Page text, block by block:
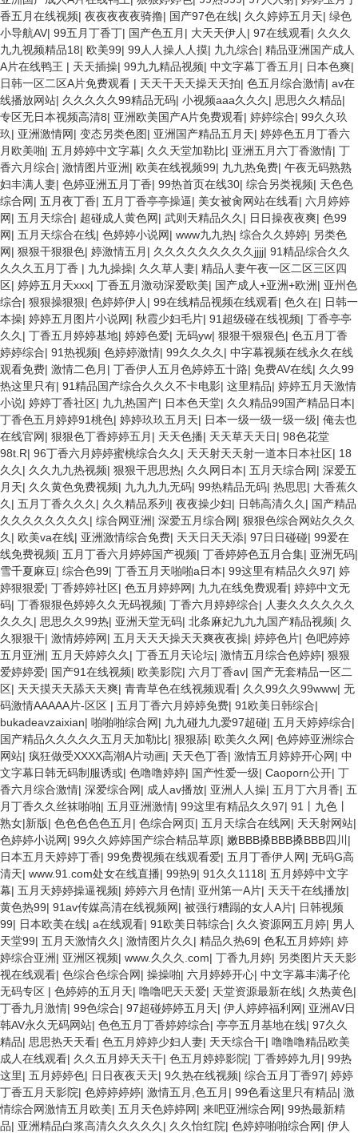
香五月在线视频| 夜夜夜夜夜骑撸| 国产97色在线| 久久婷婷五月天| 绿色
小导航AV| 99五月丁香丁| 国产色五月 | 大天天伊人 | 97在线观看| 久久久
九九视频精品18| 欧美99| 99人人操人人摸| 九九综合| 精品亚洲国产成人
A片在线鸭王 | 天天插操| 99九九精品视频| 中文字幕丁香五月 | 日本色爽|
日韩一区二区A片免费观看 | 天天干天天操天天拍| 色五月综合激情| av在
线播放网站| 久久久久久99精品无码| 小视频aaa久久久 | 思思久久精品|
专区无日本视频高清8| 亚洲欧美国产A片免费观看| 婷婷综合| 99久久玖
玖| 亚洲激情网| 变态另类色图| 亚洲国产精品五月天| 婷婷色五月丁香六
月欧美啪| 五月婷婷中文字幕| 久久天堂加勒比| 亚洲五月六丁香激情| 丁
香六月综合| 激情图片亚洲| 欧美在线视频99| 九九热免费| 午夜无码熟熟
妇丰满人妻| 色婷亚洲五月丁香| 99热首页在线30| 综合另类视频| 天色色
综合网| 五月夜丁香| 五月丁香亭亭操逼| 美女被肏网站在线看| 六月婷婷
网| 五月天综合| 超碰成人黄色网| 武则天精品久久 | 日日操夜夜爽| 色99
网| 五月天综合在线| 色婷婷小说网| www九九热| 综合久久婷婷| 另类色
网| 狠狠干狠狠色| 婷激情五月 | 久久久久久久久久久jjjj| 91精品综合久久
久久久五月丁香 | 九九操操| 久久草人妻| 精品人妻午夜一区二区三区四
区| 婷婷五月天xxx| 丁香五月激动深爱欧美| 国产成人+亚洲+欧洲| 亚州色
综合| 狠狠操狠狠| 色婷婷伊人 | 99在线精品视频在线观看| 色久在| 日韩一
本操| 婷婷五月图片小说网| 秋霞少妇毛片| 91超级碰在线视频| 丁香亭亭
久久 | 丁香五月婷婷基地| 婷婷色爱| 无码yw| 狠狠干狠狠色| 色五月丁香
婷婷综合| 91热视频| 色婷婷激情| 99久久久久 | 中字幕视频在线永久在线
观看免费| 激情二色月 | 丁香伊人五月色婷婷五十路| 免费AV在线| 久久99
热这里只有| 91精品国产综合久久久不卡电影| 这里精品| 婷婷五月天激情
小说| 婷婷丁香社区| 九九热国产| 日本色天堂| 久久精品99国产精品日本|
丁香色五月婷婷91桃色| 婷婷玖玖五月天| 日本一级一级一级一级| 俺去也
在线官网| 狠狠色丁香婷婷五月 | 天天色播| 天天草天天日| 98色花堂
98t.R| 96丁香六月婷婷蜜桃综合久久 | 天天射天天射一道本日本社区| 18
久久 | 久久九九热视频| 狠狠干思思热| 久久网日本| 五月天综合网| 深爱五
月天| 久久黄色免费视频| 九九九九无码| 99热精品无码| 热思思| 大香蕉久
久 | 五月丁香久久久 | 久久精品系列 | 夜夜操少妇| 日韩高清久久 | 国产精品
久久久久久久久久 | 综合网亚洲| 深爱五月综合网| 狠狠色综合网站久久久
久 | 欧美va在线| 亚洲激情综合免费| 天天日天天添| 97日日碰碰| 99爱在
线免费视频| 五月丁香六月婷婷国产视频| 丁香婷婷色五月合集| 亚洲旡码|
雪千夏麻豆| 综合色99| 丁香五月天啪啪a日本| 99这里有精品久久97| 婷
婷狠狠爱| 丁香婷婷社区| 色五月婷婷网| 九九在线免费观看| 婷婷中文无
码| 丁香狠狠色婷婷久久无码视频| 丁香六月婷婷综合| 人妻久久久久久久
久久久 | 思思久久99热| 亚洲天堂无码| 北条麻妃九九九国产精品视频| 久
久狠狠干| 激情婷婷网| 五月天天天操天天爽夜夜操| 婷婷色片| 色吧婷婷
五月亚洲| 五月天婷婷久久 | 丁香五月天论坛| 激情五月综合色婷婷| 狠狠
爱婷婷爱| 国产91在线视频| 欧美影院| 六月丁香av| 国产无套精品一区二
区| 天天摸天天舔天天爽| 青青草色在线视频观看| 久久99久久99www| 无
码激情AAAAA片-区区 | 五月丁香六月婷婷免费| 91欧美日韩综合|
bukadeavzaixian| 啪啪啪综合网| 九九碰九九爱97超碰| 五月天婷婷综合|
国产精品久久久久久五月天加勒比| 狠狠舔| 欧美久久网| 色婷婷亚洲综合
网站| 疯狂做受XXXX高潮A片动画| 天天色丁香| 激情五月婷婷开心网| 中
文字幕日韩无码制服诱或| 色噜噜婷婷| 国产性爱一级| Caoporn公开| 丁
香六月综合激情| 深爱综合网| 成人av播放| 亚洲人人操| 五月丁六月香| 五
月丁香久久丝袜啪啪| 五月亚洲激情| 99这里有精品久久97| 91丨九色丨
熟女|新版| 色色色色色五月 | 色综合网页| 五月天综合在线网| 天天射网站|
色婷婷小说网| 99久久婷婷国产综合精品草原| 嫩BBB搡BBB搡BBB四川 |
日本五月天婷婷丁香| 99免费视频在线观看爱| 五月丁香伊人网| 无码G高
清天| www.91.com处女在线直播| 99热9| 91久久1118| 五月婷婷中文字
幕| 五月天婷婷操逼视频| 婷婷六月色情| 亚州第一A片| 天天干在线播放|
黄色热99| 91av传媒高清在线视频网| 被强行糟蹋的女人A片| 日韩视频
99| 日本欧美在线| a在线观看| 91欧美日韩综合| 久久资源网五月婷| 男人
天堂99| 五月天激情久久 | 激情图片久久 | 精品久热69| 色私五月婷婷| 婷
婷综合亚洲| 亚洲区视频| www.久久久.com| 丁香九月婷| 另类图片天天影
视在线观看| 色综合色综合网| 操操啪| 六月婷婷开心| 中文字幕丰满孑伦
无码专区 | 色婷婷的五月天| 噜噜吧天天爱| 天堂资源最新在线| 久热黄色|
丁香九月激情| 99色综合| 97超碰婷婷五月天| 伊人婷婷福利网| 亚洲AV日
韩AV永久无码网站| 色色五月丁香婷婷综合| 亭亭五月基地在线| 97久久
精品| 思思热天天看| 色五月婷婷少妇人妻| 天天综合干| 噜噜噜精品欧美
成人在线观看| 久久五月婷天天干| 色五月婷婷影院| 丁香婷婷九月 | 99热
这里| 五月婷婷色| 日日夜夜天天| 9久热在线视频| 综合五月丁香97| 婷婷
丁香五月天影院| 色婷婷婷婷| 激情五月,色五月 | 99色看这里只有精品| 激
情综合网激情五月欧美| 五月天色婷婷网| 来吧亚洲综合网| 99热最新精
品| 亚洲精品白浆高清久久久久久 | 久久怡红院| 色婷婷啪啪综合网| 伊人